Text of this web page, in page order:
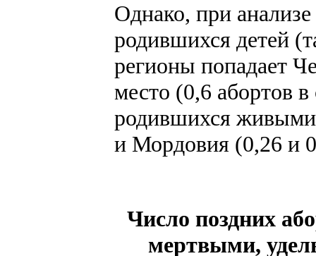
Однако, при
родившихся детей
регионы попадает
место (0,6 абортов
родившихся
и Мордовия (0,26 и
Число поздних
мертвыми,